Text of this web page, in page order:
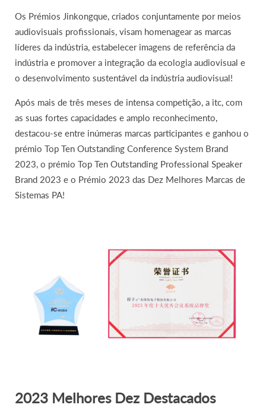
Os Prémios Jinkongque, criados conjuntamente por meios
audiovisuais profissionais, visam homenagear as marcas
líderes da indústria, estabelecer imagens de referência da
indústria e promover a integração da ecologia audiovisual e
o desenvolvimento sustentável da indústria audiovisual!
Após mais de três meses de intensa competição, a itc, com
as suas fortes capacidades e amplo reconhecimento,
destacou-se entre inúmeras marcas participantes e ganhou o
prémio Top Ten Outstanding Conference System Brand
2023, o prémio Top Ten Outstanding Professional Speaker
Brand 2023 e o Prémio 2023 das Dez Melhores Marcas de
Sistemas PA!
2023 Melhores Dez Destacados